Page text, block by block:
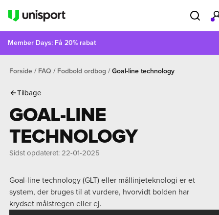
Member Days: Få 20% rabat
Forside FAQ Fodbold ordbog Goal-line technology
Tilbage
GOAL-LINE
TECHNOLOGY
Sidst opdateret: 22-01-2025
Goal-line technology (GLT) eller mållinjeteknologi er et
system, der bruges til at vurdere, hvorvidt bolden har
krydset målstregen eller ej.